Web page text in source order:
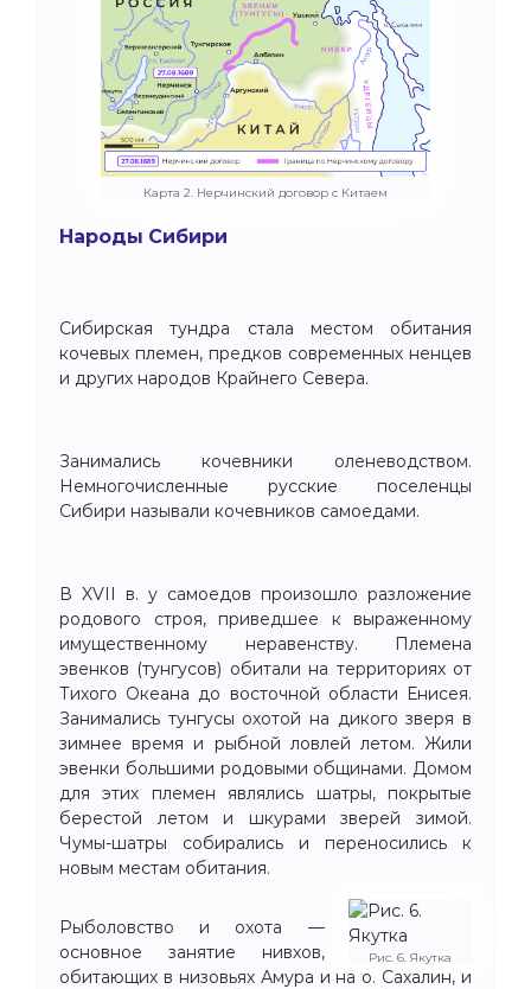
Карта 2. Нерчинский договор с Китаем
Народы Сибири
Сибирская тундра стала местом обитания
кочевых племен, предков современных ненцев
и других народов Крайнего Севера.
Занимались кочевники оленеводством.
Немногочисленные русские поселенцы
Сибири называли кочевников самоедами.
В XVII в. у самоедов произошло разложение
родового строя, приведшее к выраженному
имущественному неравенству. Племена
эвенков (тунгусов) обитали на территориях от
Тихого Океана до восточной области Енисея.
Занимались тунгусы охотой на дикого зверя в
зимнее время и рыбной ловлей летом. Жили
эвенки большими родовыми общинами. Домом
для этих племен являлись шатры, покрытые
берестой летом и шкурами зверей зимой.
Чумы-шатры собирались и переносились к
новым местам обитания.
Рис. 6. Якутка
Рыболовство и охота —
основное занятие нивхов,
обитающих в низовьях Амура и на о. Сахалин, и